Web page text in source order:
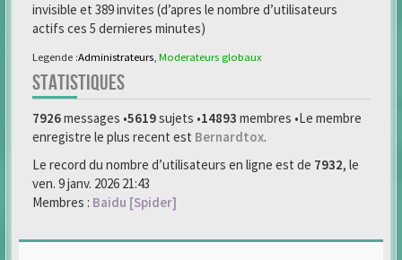
invisible et 389 invites (d’apres le nombre d’utilisateurs
actifs ces 5 dernieres minutes)
Legende :Administrateurs Moderateurs globaux
STATISTIQUES
7926messages •5619sujets •14893 membres •Le membre
enregistre le plus recent est Bernardtox.
Le record du nombre d’utilisateurs en ligne est de 7932, le
ven. 9 janv. 2026 21:43
Membres : Baidu [Spider]